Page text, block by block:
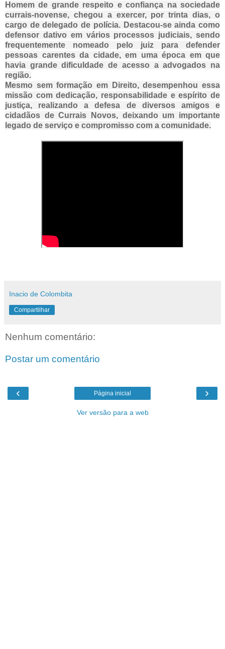
Homem de grande respeito e confiança na sociedade
currais-novense, chegou a exercer, por trinta dias, o
cargo de delegado de polícia. Destacou-se ainda como
defensor dativo em vários processos judiciais, sendo
frequentemente nomeado pelo juiz para defender
pessoas carentes da cidade, em uma época em que
havia grande dificuldade de acesso a advogados na
região.
Mesmo sem formação em Direito, desempenhou essa
missão com dedicação, responsabilidade e espírito de
justiça, realizando a defesa de diversos amigos e
cidadãos de Currais Novos, deixando um importante
legado de serviço e compromisso com a comunidade.
Inacio de Colombita
Compartilhar
Nenhum comentário:
Postar um comentário
‹ ›
Página inicial
Ver versão para a web